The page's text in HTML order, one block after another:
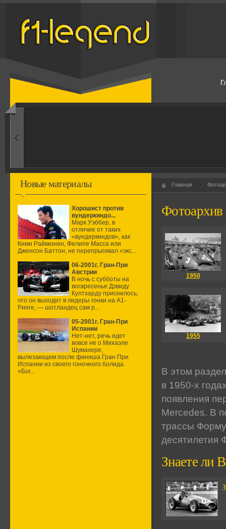
1960-ые
Новые материалы
Хорошист против
вундеркиндо...
Марк Уэббер, в
отличие от таких
«вундеркиндов», как
Кими Райкконен, Фелипе Масса или
Дженсон Баттон, не перепрыгивал «экс...
06-2001г. Гран-При
Австрии
В ночь с субботы на
воскресенье Дэвиду
Култхарду приснилось,
что он выходит в лидеры гонки на А1-
Ринге, — шотландец сам р...
05-2001г. Гран-При
Испании
Нет-нет, речь идет
вовсе не о Михаэле
Шумахере,
вылезающем после финиша Гран При
Испании из своего гоночного болида.
«Бог...
Главная
1950
1955
В этом
в 1950-х
появления
Mercedes. В
трассы
десятилетия
Знаете ли